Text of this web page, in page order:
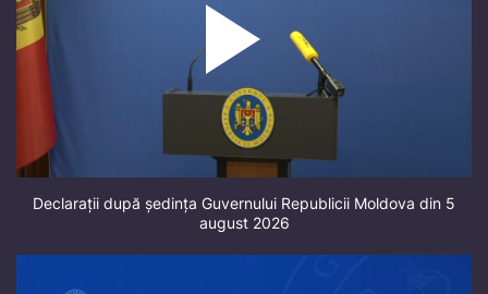
Declarații după ședința Guvernului Republicii Moldova din 5
august 2026